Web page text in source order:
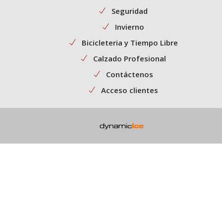
Seguridad
Invierno
Bicicleteria y Tiempo Libre
Calzado Profesional
Contáctenos
Acceso clientes